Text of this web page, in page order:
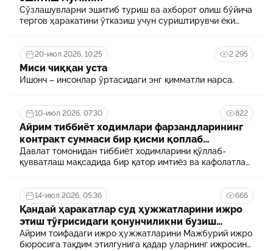
Сўзлашувларни эшитиб туриш ва ахборот олиш бўйича
тергов ҳаракатини ўтказиш учун суриштирувчи ёки
20-июл 2026, 10:25 2 295
Миси чиққан уста
Ишонч – инсонлар ўртасидаги энг қимматли нарса.
10-июл 2026, 07:30 822
Айрим тиббиёт ходимлари фарзандларининг
контракт суммаси бир қисми қоплаб
берилади
Давлат томонидан тиббиёт ходимларини қўллаб-
қувватлаш мақсадида бир қатор имтиёз ва кафолатлар
муассасасида ўқиш учун тўланадиган контракт
маблағининг бир қисмини қоплаб бериш тартибидир
14-июл 2026, 05:36 666
Қандай ҳаракатлар суд ҳужжатларини ижро
этиш тўғрисидаги қонунчиликни бузиш
ҳисобланади? 5 муҳим факт
Айрим тоифадаги ижро ҳужжатларини Мажбурий ижро
бюросига тақдим этилгунига қадар уларнинг ижросини